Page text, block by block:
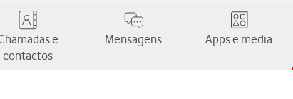
e
contactos
Mensagens Apps e media